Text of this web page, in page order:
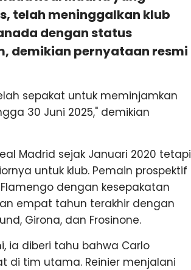
telah meninggalkan klub
dengan status
demikian pernyataan resmi
sepakat untuk meminjamkan
30 Juni 2025," demikian
Madrid sejak Januari 2020 tetapi
untuk klub. Pemain prospektif
dengan kesepakatan
empat tahun terakhir dengan
Girona, dan Frosinone.
ia diberi tahu bahwa Carlo
di tim utama. Reinier menjalani